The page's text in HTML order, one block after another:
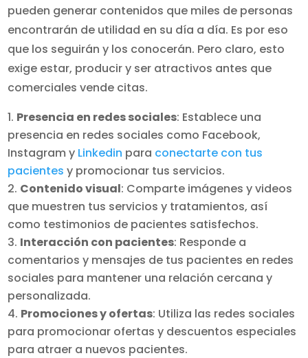
pueden generar contenidos que miles de personas
encontrarán de utilidad en su día a día. Es por eso
que los seguirán y los conocerán. Pero claro, esto
exige estar, producir y ser atractivos antes que
comerciales vende citas.
Presencia en redes sociales: Establece una
presencia en redes sociales como Facebook,
Instagram y Linkedin para conectarte con tus
pacientes y promocionar tus servicios.
Contenido visual: Comparte imágenes y videos
que muestren tus servicios y tratamientos, así
como testimonios de pacientes satisfechos.
Interacción con pacientes: Responde a
comentarios y mensajes de tus pacientes en redes
sociales para mantener una relación cercana y
personalizada.
Promociones y ofertas: Utiliza las redes sociales
para promocionar ofertas y descuentos especiales
para atraer a nuevos pacientes.